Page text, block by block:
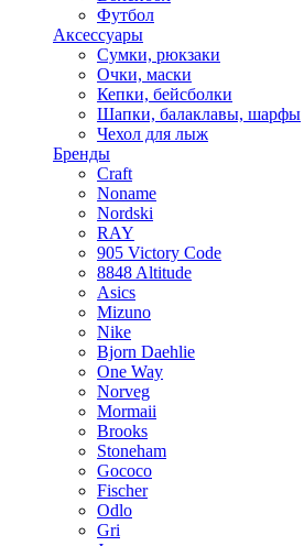
Футбол
Аксессуары
Сумки, рюкзаки
Очки, маски
Кепки, бейсболки
Шапки, балаклавы, шарфы
Чехол для лыж
Бренды
Craft
Noname
Nordski
RAY
905 Victory Code
8848 Altitude
Asics
Mizuno
Nike
Bjorn Daehlie
One Way
Norveg
Mormaii
Brooks
Stoneham
Gococo
Fischer
Odlo
Gri